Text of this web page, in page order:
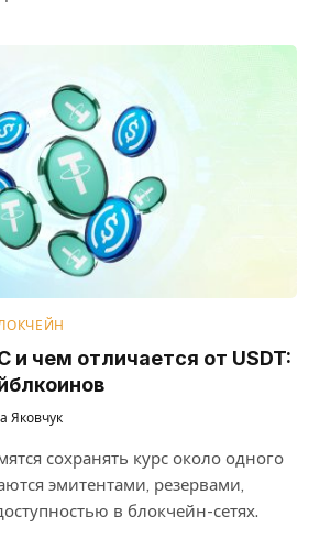
и чем отличается от USDT:
Яковчук
сохранять курс около одного
эмитентами, резервами,
в блокчейн-сетях.